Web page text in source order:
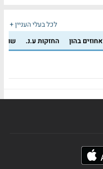
לכל בעלי העניין +
אחוזים בהון החזקות ע.נ.